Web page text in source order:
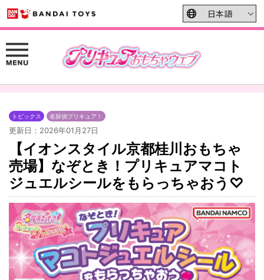
更新日：2026年01月27日
トピックス 名探偵プリキュア！
【イオンスタイル京都桂川おもちゃ
売場】なぞとき！プリキュアマコト
ジュエルシールをもらっちゃおう♡